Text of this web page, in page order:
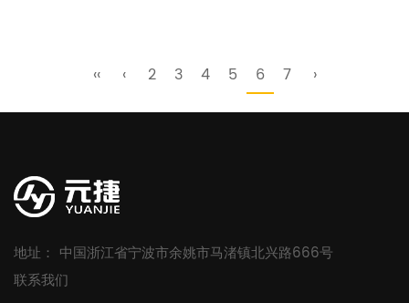
‹‹ ‹ 2 3 4 5 6 7 ›
地址： 中国浙江省宁波市余姚市马渚镇北兴路666号
联系我们